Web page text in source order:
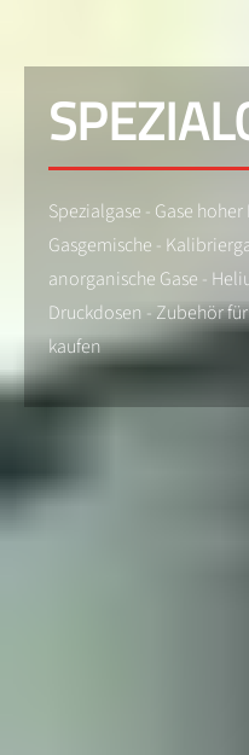
Spezialgase - Gase
Gasgemische -
anorganische Gase -
Druckdosen - Zubehör
kaufen